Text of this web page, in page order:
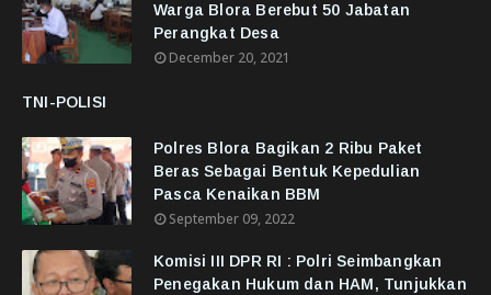
Warga Blora Berebut 50 Jabatan
Perangkat Desa
December 20, 2021
TNI-POLISI
Polres Blora Bagikan 2 Ribu Paket
Beras Sebagai Bentuk Kepedulian
Pasca Kenaikan BBM
September 09, 2022
Komisi III DPR RI : Polri Seimbangkan
Penegakan Hukum dan HAM, Tunjukkan